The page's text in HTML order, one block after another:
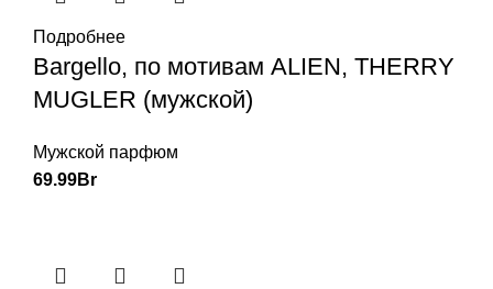
Подробнее
Bargello, по мотивам ALIEN, THERRY
MUGLER (мужской)
Мужской парфюм
69.99Br